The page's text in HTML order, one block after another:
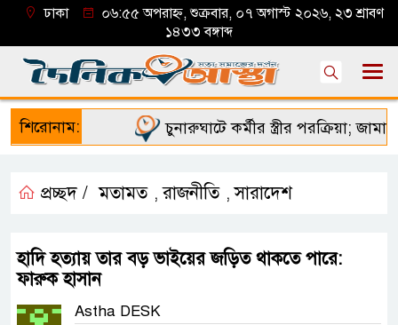
ঢাকা
০৬:৫৫ অপরাহ্ন, শুক্রবার, ০৭ অগাস্ট ২০২৬, ২৩ শ্রাবণ
১৪৩৩ বঙ্গাব্দ
শিরোনাম: চুনারুঘাটে কর্মীর স্ত্রীর পরক্রিয়া;
প্রচ্ছদ / মতামত ,রাজনীতি ,সারাদেশ
হাদি হত্যায় তার বড় ভাইয়ের জড়িত থাকতে পারে:
ফারুক হাসান
Astha DESK